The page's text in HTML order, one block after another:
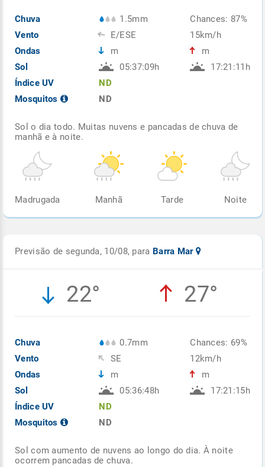
Chuva
Vento
Ondas
Sol
Índice UV
Mosquitos
1.5mm
E/ESE
m
05:37:09h
ND
ND
Chances: 87%
15km/h
m
17:21:11h
Sol o dia todo. Muitas nuvens e pancadas de chuva de
manhã e à noite.
Madrugada Manhã Tarde Noite
Previsão de segunda, 10/08, para Barra Mar
22° 27°
Chuva
Vento
Ondas
Sol
Índice UV
Mosquitos
0.7mm
SE
m
05:36:48h
ND
ND
Chances: 69%
12km/h
m
17:21:15h
Sol com aumento de nuvens ao longo do dia. À noite
ocorrem pancadas de chuva.